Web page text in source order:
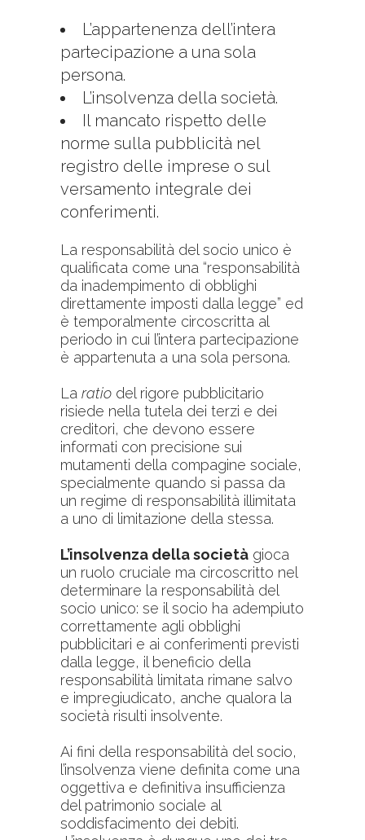
L’appartenenza dell’intera
partecipazione a una sola
persona.
L’insolvenza della società.
Il mancato rispetto delle
norme sulla pubblicità nel
registro delle imprese o sul
versamento integrale dei
conferimenti.
La responsabilità del socio unico è
qualificata come una “responsabilità
da inadempimento di obblighi
direttamente imposti dalla legge” ed
è temporalmente circoscritta al
periodo in cui l’intera partecipazione
è appartenuta a una sola persona.
La ratio del rigore pubblicitario
risiede nella tutela dei terzi e dei
creditori, che devono essere
informati con precisione sui
mutamenti della compagine sociale,
specialmente quando si passa da
un regime di responsabilità illimitata
a uno di limitazione della stessa.
L’insolvenza della società gioca
un ruolo cruciale ma circoscritto nel
determinare la responsabilità del
socio unico: se il socio ha adempiuto
correttamente agli obblighi
pubblicitari e ai conferimenti previsti
dalla legge, il beneficio della
responsabilità limitata rimane salvo
e impregiudicato, anche qualora la
società risulti insolvente.
Ai fini della responsabilità del socio,
l’insolvenza viene definita come una
oggettiva e definitiva insufficienza
del patrimonio sociale al
soddisfacimento dei debiti.